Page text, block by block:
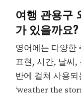
여행 관용구
가 있을까요?
영어에는 다양한
표현, 시간, 날씨,
반에 걸쳐 사용
‘weather the